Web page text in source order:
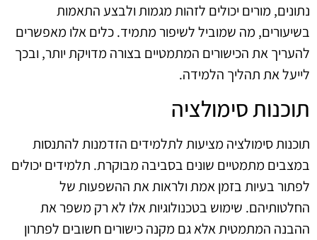
נתונים, מורים יכולים לזהות מגמות ולבצע התאמות
בשיעורים, מה שמוביל לשיפור מתמיד. כלים אלו מאפשרים
להעריך את הכישורים המתמטיים בצורה מדויקת יותר, ובכך
לייעל את תהליך הלמידה.
תוכנות סימולציה
תוכנות סימולציה מציעות לתלמידים הזדמנות להתנסות
במצבים מתמטיים שונים בסביבה מבוקרת. תלמידים יכולים
לפתור בעיות בזמן אמת ולראות את ההשפעות של
החלטותיהם. שימוש בטכנולוגיות אלו לא רק משפר את
ההבנה המתמטית אלא גם מקנה כישורים חשובים לפתרון